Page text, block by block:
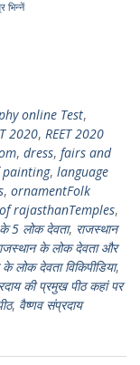
भिन्नें
online Test,
2020, REET 2020
, dress, fairs and
painting, language
, ornamentFolk
rajasthanTemples,
5 लोक देवता, राजस्थान
के लोक देवता और
लोक देवता विकिपीडिया,
की प्रमुख पीठ कहां पर
, वैष्णव संप्रदाय